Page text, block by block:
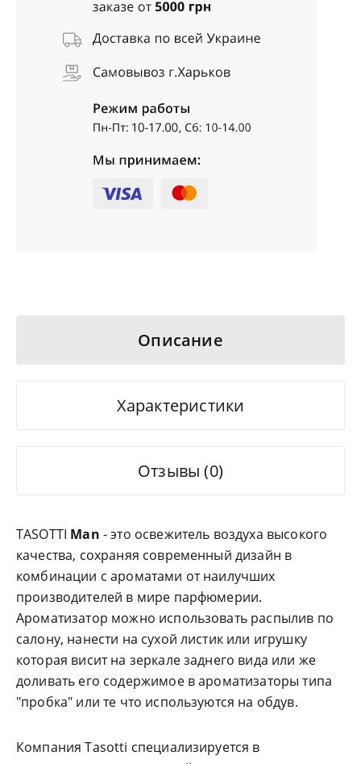
Описание
Характеристики
Отзывы (0)
TASOTTI Man - это освежитель воздуха высокого
качества, сохраняя современный дизайн в
комбинации с ароматами от наилучших
производителей в мире парфюмерии.
Ароматизатор можно использовать распылив по
салону, нанести на сухой листик или игрушку
которая висит на зеркале заднего вида или же
доливать его содержимое в ароматизаторы типа
"пробка" или те что используются на обдув.
Компания Tasotti специализируется в